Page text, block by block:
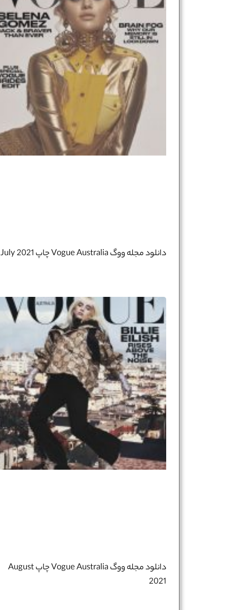
دانلود مجله ووگ Vogue Australia چاپ July 2021
دانلود مجله ووگ Vogue Australia چاپ August
2021